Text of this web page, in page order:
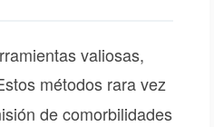
valiosas,
métodos rara vez
de comorbilidades